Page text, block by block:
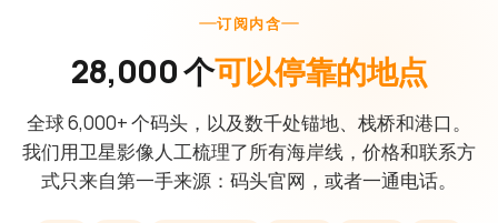
订阅内含
28,000 个可以停靠的地点
全球 6,000+ 个码头，以及数千处锚地、栈桥和港口。
我们用卫星影像人工梳理了所有海岸线，价格和联系方
式只来自第一手来源：码头官网，或者一通电话。